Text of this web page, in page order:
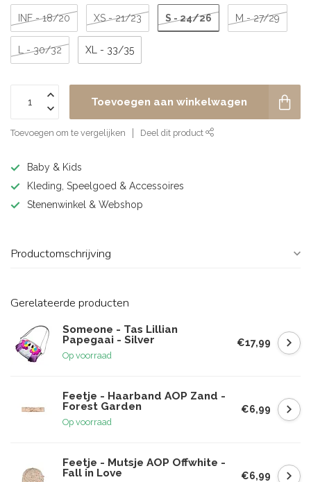
INF - 18/20 XS - 21/23 S - 24/26 M - 27/29
L - 30/32 XL - 33/35
Toevoegen aan winkelwagen
Toevoegen om te vergelijken Deel dit product
Baby & Kids
Kleding, Speelgoed & Accessoires
Stenenwinkel & Webshop
Productomschrijving
Gerelateerde producten
Someone - Tas Lillian
Papegaai - Silver
Op voorraad
€17,99
Feetje - Haarband AOP Zand -
Forest Garden
Op voorraad
€6,99
Feetje - Mutsje AOP Offwhite -
Fall in Love
€6,99